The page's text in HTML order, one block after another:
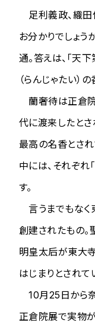
足利義政、織田
お分かりでしょう
通。答えは、「天
（らんじゃたい）
蘭奢待は正倉
代に渡来したと
最高の名香とされ
中には、それぞれ
す。
言うまでもなく
創建されたもの
明皇太后が東大
はじまりとされて
10月25日から
正倉院展で実物